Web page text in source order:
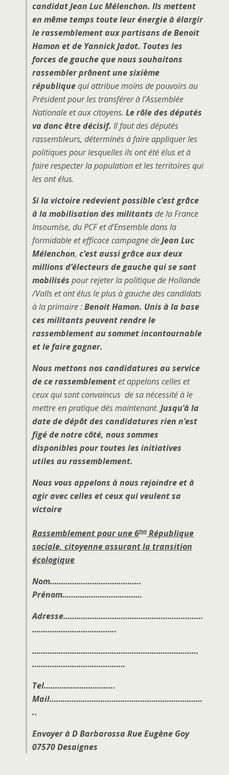
candidat Jean Luc Mélenchon. Ils mettent
en même temps toute leur énergie à élargir
le rassemblement aux partisans de Benoit
Hamon et de Yannick Jadot. Toutes les
forces de gauche que nous souhaitons
rassembler prônent une sixième
républiquequi attribue moins de pouvoirs au
Président pour les transférer à l’Assemblée
Nationale et aux citoyens. Le rôle des députés
va donc être décisif. Il faut des députés
rassembleurs, déterminés à faire appliquer les
politiques pour lesquelles ils ont été élus et à
faire respecter la population et les territoires qui
les ont élus.
Si la victoire redevient possible c’est grâce
à la mobilisation des militants de la France
Insoumise, du PCF et d’Ensemble dans la
formidable et efficace campagne deJean Luc
Mélenchon, c’est aussi grâce aux deux
millions d’électeurs de gauche qui se sont
mobilisés pour rejeter la politique de Hollande
/Valls et ont élus le plus à gauche des candidats
à la primaire :Benoit Hamon. Unis à la base
ces militants peuvent rendre le
rassemblement au sommet incontournable
et le faire gagner.
Nous mettons nos candidatures au service
de ce rassemblementet appelons celles et
ceux qui sont convaincus de sa nécessité à le
mettre en pratique dés maintenant. Jusqu’à la
date de dépôt des candidatures rien n’est
figé de notre côté, nous sommes
disponibles pour toutes les initiatives
utiles au rassemblement.
Nous vous appelons à nous rejoindre et à
agir avec celles et ceux qui veulent sa
victoire
Rassemblement pour une 6èmeRépublique
sociale, citoyenne assurant la transition
écologique
Nom…………………………………..
Prénom………………………………
Adresse………………………………………………………
………………………………..
…………………………………………………………………
……………………………………
Tel…………………………..
Mail……………………………………………………………
..
Envoyer à D Barbarossa Rue Eugène Goy
07570 Desaignes